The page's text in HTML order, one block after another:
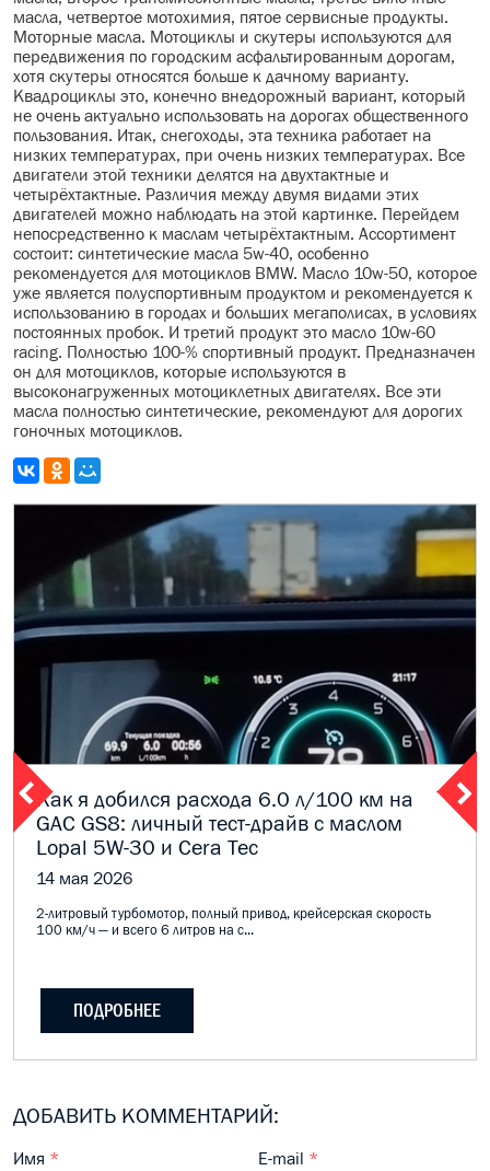
масла, четвертое мотохимия, пятое сервисные продукты.
Моторные масла. Мотоциклы и скутеры используются для
передвижения по городским асфальтированным дорогам,
хотя скутеры относятся больше к дачному варианту.
Квадроциклы это, конечно внедорожный вариант, который
не очень актуально использовать на дорогах общественного
пользования. Итак, снегоходы, эта техника работает на
низких температурах, при очень низких температурах. Все
двигатели этой техники делятся на двухтактные и
четырёхтактные. Различия между двумя видами этих
двигателей можно наблюдать на этой картинке. Перейдем
непосредственно к маслам четырёхтактным. Ассортимент
состоит: синтетические масла 5w-40, особенно
рекомендуется для мотоциклов BMW. Масло 10w-50, которое
уже является полуспортивным продуктом и рекомендуется к
использованию в городах и больших мегаполисах, в условиях
постоянных пробок. И третий продукт это масло 10w-60
racing. Полностью 100-% спортивный продукт. Предназначен
он для мотоциклов, которые используются в
высоконагруженных мотоциклетных двигателях. Все эти
масла полностью синтетические, рекомендуют для дорогих
гоночных мотоциклов.
Как я добился расхода 6.0 л/100 км на
GAC GS8: личный тест-драйв с маслом
Lopal 5W-30 и Cera Tec
14 мая 2026
2-литровый турбомотор, полный привод, крейсерская скорость
100 км/ч — и всего 6 литров на с...
ПОДРОБНЕЕ
ДОБАВИТЬ КОММЕНТАРИЙ:
Имя * E-mail *